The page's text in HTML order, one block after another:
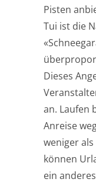
Pisten
Tui ist die
Dieses
an. Laufen
Anreise
weniger
können
ein